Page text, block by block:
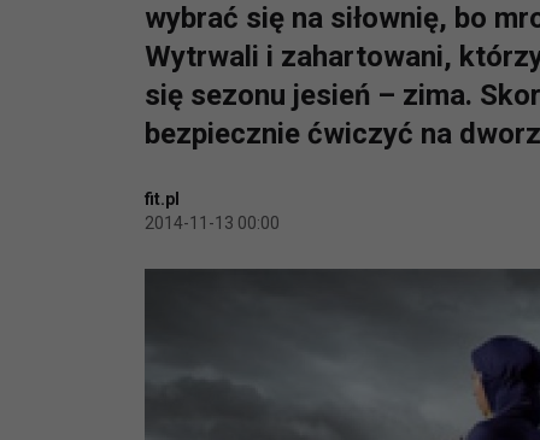
wybrać się na siłownię, bo
Wytrwali i zahartowani,
się sezonu jesień – zima.
bezpiecznie ćwiczyć na
fit.pl
2014-11-13 00:00